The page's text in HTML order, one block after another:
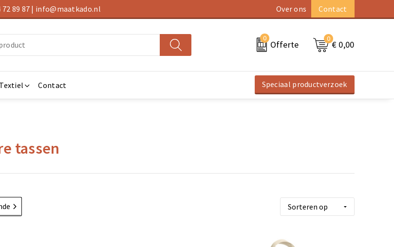
89 87 | info@maatkado.nl Over ons Contact
0
Offerte
0
€ 0,00
Textiel Contact Speciaal productverzoek
tassen